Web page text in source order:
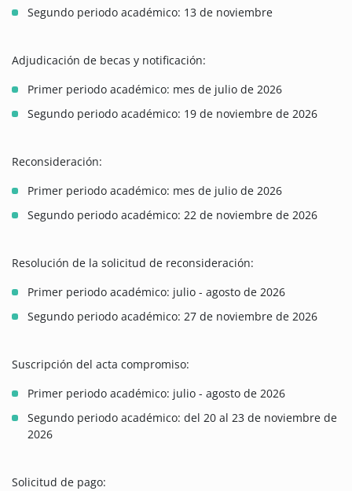
Segundo periodo académico: 13 de noviembre
Adjudicación de becas y notificación:
Primer periodo académico: mes de julio de 2026
Segundo periodo académico: 19 de noviembre de 2026
Reconsideración:
Primer periodo académico: mes de julio de 2026
Segundo periodo académico: 22 de noviembre de 2026
Resolución de la solicitud de reconsideración:
Primer periodo académico: julio - agosto de 2026
Segundo periodo académico: 27 de noviembre de 2026
Suscripción del acta compromiso:
Primer periodo académico: julio - agosto de 2026
Segundo periodo académico: del 20 al 23 de noviembre de
2026
Solicitud de pago: